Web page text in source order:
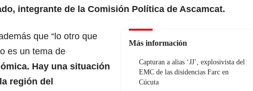
integrante de la Comisión Política de Ascamcat.
Más información
Capturan a alias ‘JJ’, explosivista del
EMC de las disidencias Farc en
Cúcuta
que “lo otro que
es un tema de
Hay una situación
región del